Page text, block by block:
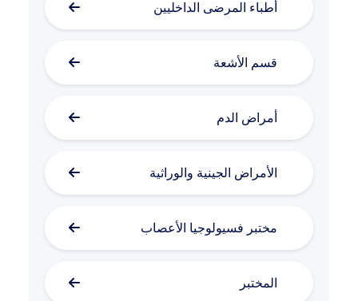
أطباء المرضى الداخليين
قسم الأشعة
أمراض الدم
الأمراض الجينية والوراثية
مختبر فسيولوجيا الأعصاب
المختبر